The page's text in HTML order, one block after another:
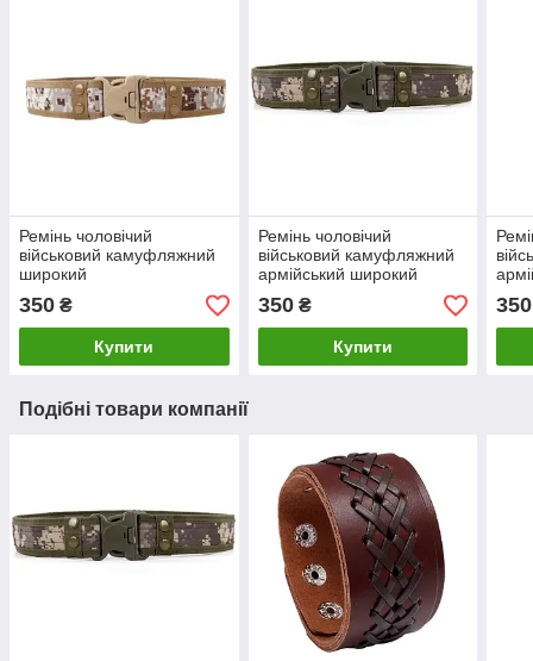
Ремінь чоловічий
військовий камуфляжний
широкий
350 ₴
Купити
Ремінь чоловічий
військовий камуфляжний
армійський широкий
350₴
Купити
350
Подібні товари компанії